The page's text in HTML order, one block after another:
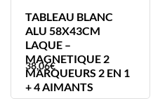
TABLEAU BLANC
ALU 58X43CM
LAQUE –
MAGNETIQUE 2
MARQUEURS 2 EN 1
+ 4 AIMANTS
38,06€